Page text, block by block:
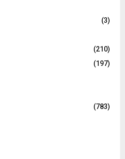
(3)
(210)
(197)
(783)